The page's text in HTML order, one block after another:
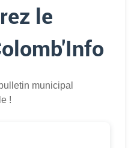
le
municipal
!